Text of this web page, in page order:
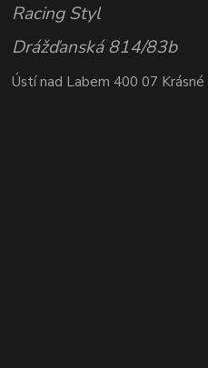
Racing Styl
Drážďanská 814/83b
Ústí nad Labem 400 07